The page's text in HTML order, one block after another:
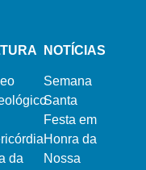
da
NOTÍCIAS
Semana
Santa
Festa em
Honra da
Nossa